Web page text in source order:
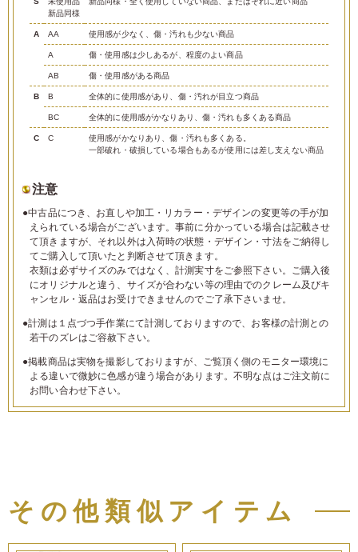
新品同様
A AA 使用感が少なく、傷・汚れも少ない商品
A 傷・使用感は少しあるが、程度のよい商品
AB 傷・使用感がある商品
B B 全体的に使用感があり、傷・汚れが目立つ商品
BC 全体的に使用感がかなりあり、傷・汚れも多くある商品
C C
使用感がかなりあり、傷・汚れも多くある。
一部破れ・破損している場合もあるが使用には差し支えない商品
注意
●中古品につき、お直しや加工・リカラー・デザインの変更等の手が加
えられている場合がございます。事前に分かっている場合は記載させ
て頂きますが、それ以外は入荷時の状態・デザイン・寸法をご納得し
てご購入して頂いたと判断させて頂きます。
衣類は必ずサイズのみではなく、計測実寸をご参照下さい。ご購入後
にオリジナルと違う、サイズが合わない等の理由でのクレーム及びキ
ャンセル・返品はお受けできませんのでご了承下さいませ。
●計測は１点づつ手作業にて計測しておりますので、お客様の計測との
若干のズレはご容赦下さい。
●掲載商品は実物を撮影しておりますが、ご覧頂く側のモニター環境に
よる違いで微妙に色感が違う場合があります。不明な点はご注文前に
お問い合わせ下さい。
その他類似アイテム